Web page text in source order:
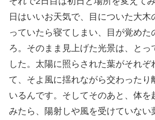
日はいいお天気で、目についた大木
っていたら寝てしまい、目が覚めた
ろ。そのまま見上げた光景は、とっ
した。太陽に照らされた葉がそれぞ
て、そよ風に揺れながら交わったり
いるんです。そしてそのあと、体を
みたら、陽射しや風を受けていない